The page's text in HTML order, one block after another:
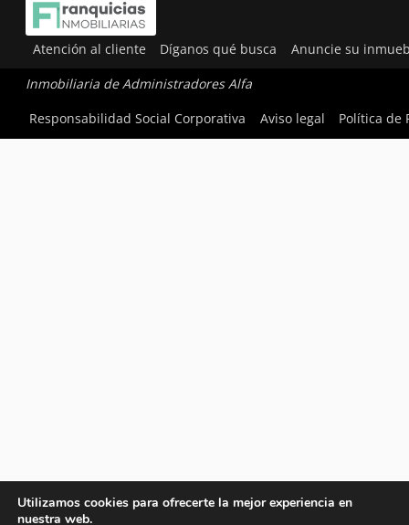
Atención al cliente Díganos qué busca Anuncie su
Inmobiliaria de Administradores Alfa
Responsabilidad Social Corporativa
Aviso legal Política de
Utilizamos cookies para ofrecerte la mejor experiencia en
nuestra web.